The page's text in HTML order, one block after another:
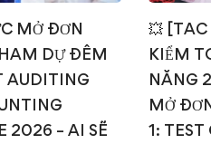
MỞ ĐƠN
DỰ ĐÊM
AUDITING
2026 – AI SẼ
💥
KIỂM
NĂNG
MỞ
1: TEST